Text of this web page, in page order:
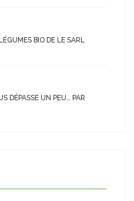
BIO DE LE SARL
DÉPASSE UN PEU… PAR